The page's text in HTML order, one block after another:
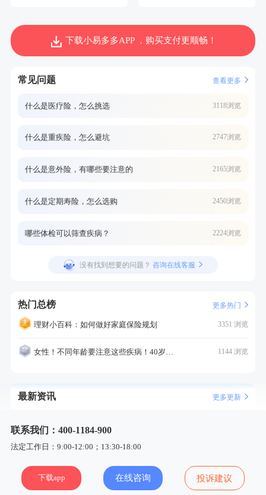
下载小易多多APP ，购买支付更顺畅！
常见问题 查看更多
什么是医疗险，怎么挑选 3118浏览
什么是重疾险，怎么避坑 2747浏览
什么是意外险，有哪些要注意的 2165浏览
什么是定期寿险，怎么选购 2450浏览
哪些体检可以筛查疾病？ 2224浏览
没有找到想要的问题？ 咨询在线客服
热门总榜 更多热门
理财小百科：如何做好家庭保险规划 3351 浏览
女性！不同年龄要注意这些疾病！40岁的这个疾病最需要注意！ 1144 浏览
最新资讯 更多更新
联系我们：400-1184-900
法定工作日：9:00-12:00；13:30-18:00
下载app 在线咨询 投诉建议